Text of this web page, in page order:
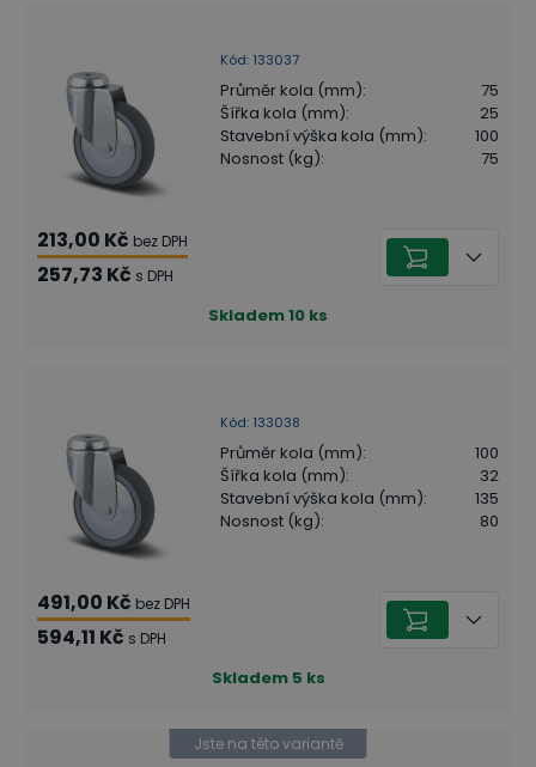
Kód: 133037
Průměr kola (mm):
75
Šířka kola (mm):
25
Stavební výška kola (mm):
100
Nosnost (kg): 75
213,00 Kč bez DPH
257,73 Kč s DPH
Skladem10 ks
Kód: 133038
Průměr kola (mm):
100
Šířka kola (mm):
32
Stavební výška kola (mm):
135
Nosnost (kg): 80
491,00 Kč bez DPH
594,11 Kč s DPH
Skladem 5 ks
Jste na této variantě